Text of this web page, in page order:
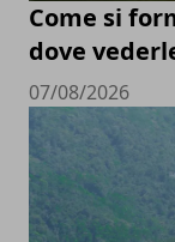
Come si
dove
07/08/2026